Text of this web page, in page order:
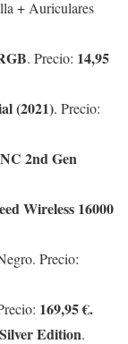
+ Auriculares
. Precio: 14,95
(2021). Precio:
2nd Gen
Wireless 16000
Precio:
169,95 €.
Edition.